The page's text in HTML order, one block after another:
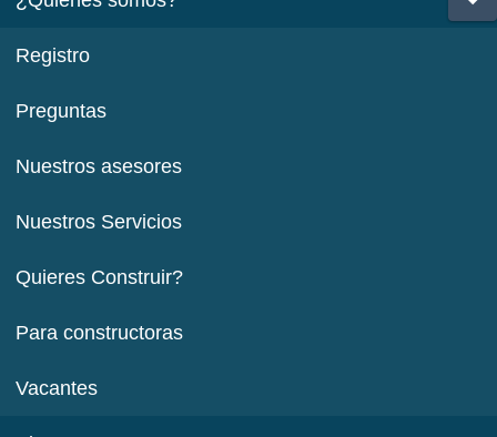
Registro
Preguntas
Nuestros asesores
Nuestros Servicios
Quieres Construir?
Para constructoras
Vacantes